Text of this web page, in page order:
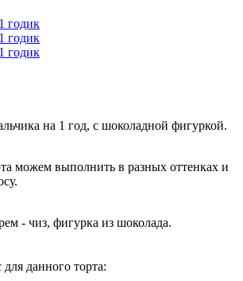
на 1 год, с шоколадной фигуркой.
можем выполнить в разных оттенках и
- чиз, фигурка из шоколада.
данного торта: